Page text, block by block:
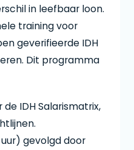
in leefbaar loon.
training voor
geverifieerde IDH
Dit programma
IDH Salarismatrix,
gevolgd door